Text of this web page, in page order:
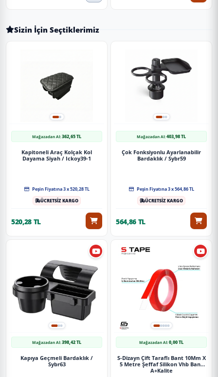
Sizin İçin Seçtiklerimiz
Mağazadan Al:362,65 TL
Kapitoneli Araç Kolçak Kol
Dayama Siyah / Ickoy39-1
Peşin Fiyatına 3 x 520,28 TL
ÜCRETSİZ KARGO
520,28 TL
Mağazadan Al:403,98 TL
Çok Fonksiyonlu Ayarlanabilir
Bardaklık / Sybr59
Peşin Fiyatına 3 x 564,86 TL
ÜCRETSİZ KARGO
564,86 TL
Mağazadan Al:398,42 TL
Kapıya Geçmeli Bardaklık /
Sybr63
Mağazadan Al:0,00 TL
S-Dizayn Çift Taraflı Bant 10Mm X
5 Metre Şeffaf Silikon Vhb Bant
A+Kalite